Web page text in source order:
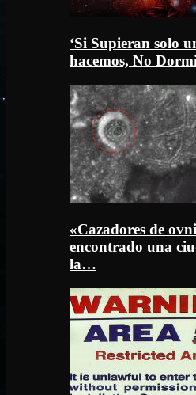
‘Si Supieran solo
hacemos, No
«Cazadores de
encontrado una
la…